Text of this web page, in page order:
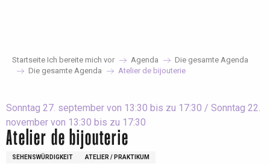
Startseite Ich bereite mich vor Agenda
Die gesamte Agenda
Die gesamte Agenda
Atelier de bijouterie
Sonntag 27. september von 13:30 bis zu 17:30 / Sonntag 22.
november von 13:30 bis zu 17:30
Atelier de bijouterie
SEHENSWÜRDIGKEIT ATELIER / PRAKTIKUM